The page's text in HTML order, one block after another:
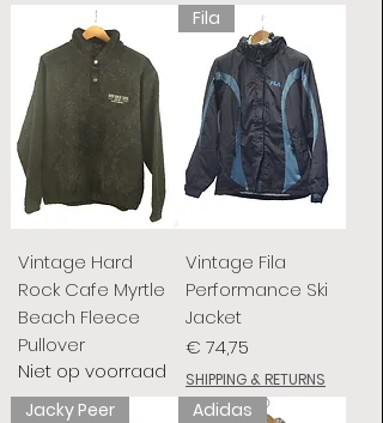
Vintage Hard
Rock Cafe Myrtle
Beach Fleece
Pullover
Niet op voorraad
Fila
Vintage Fila
Performance Ski
Jacket
Prijs
€ 74,75
SHIPPING & RETURNS
Jacky Peer Adidas